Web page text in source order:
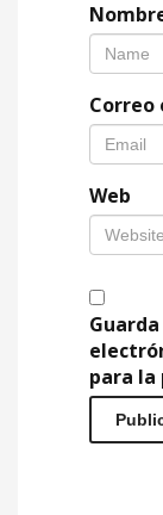
Correo
Web
para la